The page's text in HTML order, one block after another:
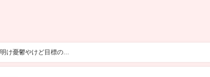
け憂鬱やけど目標の...